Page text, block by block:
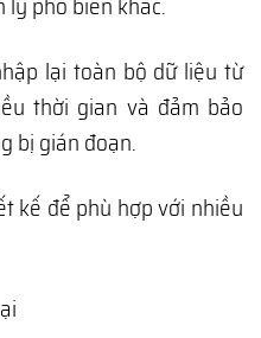
lại toàn bộ dữ liệu từ
thời gian và đảm bảo
bị gián đoạn.
kế để phù hợp với nhiều